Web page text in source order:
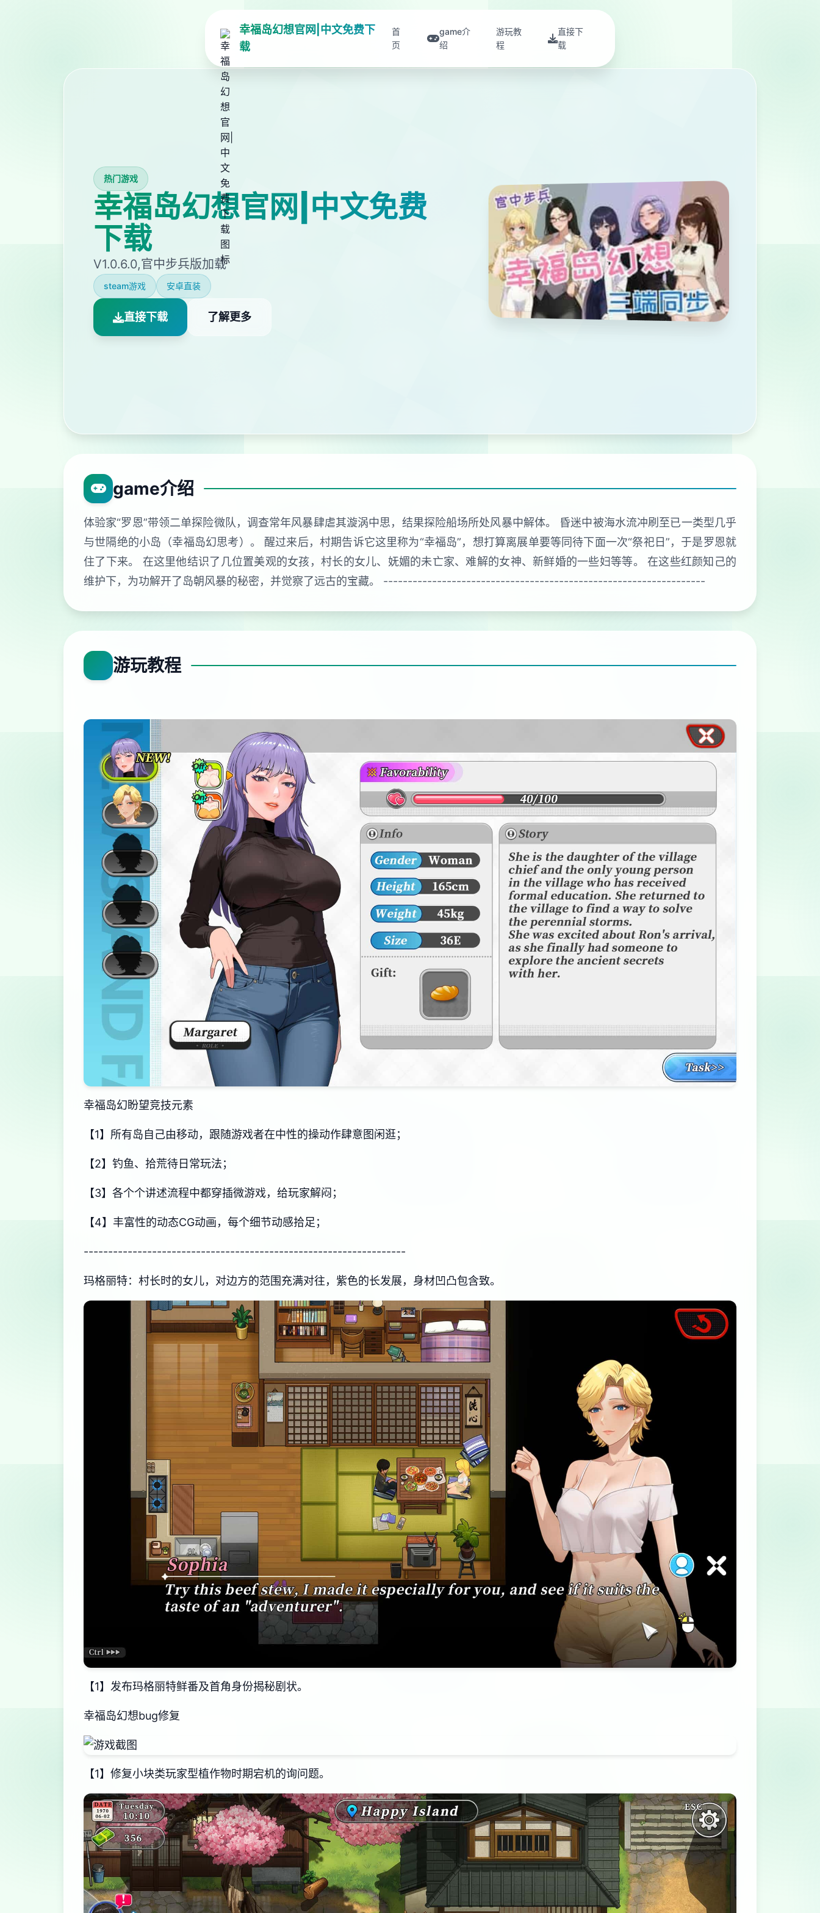
幸福岛幻想官网|中文免费下
载
首
页
game介
绍
游玩教
程
直接下
载
热门游戏
幸福岛幻想官网|中文免费
下载
V1.0.6.0,官中步兵版加载
steam游戏 安卓直装
直接下载 了解更多
game介绍
体验家“罗恩”带领二单探险微队，调查常年风暴肆虐其漩涡中思，结果探险船场所处风暴中解体。 昏迷中被海水流冲刷至已一类型几乎
与世隔绝的小岛（幸福岛幻思考）。 醒过来后，村期告诉它这里称为“幸福岛”，想打算离展单要等同待下面一次“祭祀日”，于是罗恩就
住了下来。 在这里他结识了几位置美观的女孩，村长的女儿、妩媚的未亡家、难解的女神、新鲜婚的一些妇等等。 在这些红颜知己的
维护下，为功解开了岛朝风暴的秘密，并觉察了远古的宝藏。 ------------------------------------------------------------------
游玩教程
幸福岛幻盼望竞技元素
【1】所有岛自己由移动，跟随游戏者在中性的操动作肆意图闲逛；
【2】钓鱼、拾荒待日常玩法；
【3】各个个讲述流程中都穿插微游戏，给玩家解闷；
【4】丰富性的动态CG动画，每个细节动感拾足；
------------------------------------------------------------------
玛格丽特：村长时的女儿，对边方的范围充满对往，紫色的长发展，身材凹凸包含致。
【1】发布玛格丽特鲜番及首角身份揭秘剧状。
幸福岛幻想bug修复
【1】修复小块类玩家型植作物时期宕机的询问题。